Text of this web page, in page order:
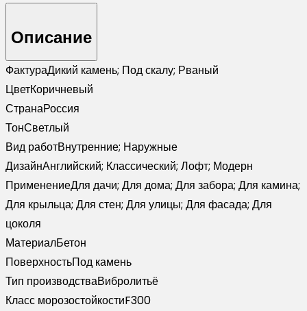
Описание
ФактураДикий камень; Под скалу; Рваный
ЦветКоричневый
СтранаРоссия
ТонСветлый
Вид работВнутренние; Наружные
ДизайнАнглийский; Классический; Лофт; Модерн
ПрименениеДля дачи; Для дома; Для забора; Для камина;
Для крыльца; Для стен; Для улицы; Для фасада; Для
цоколя
МатериалБетон
ПоверхностьПод камень
Тип производстваВибролитьё
Класс морозостойкостиF300